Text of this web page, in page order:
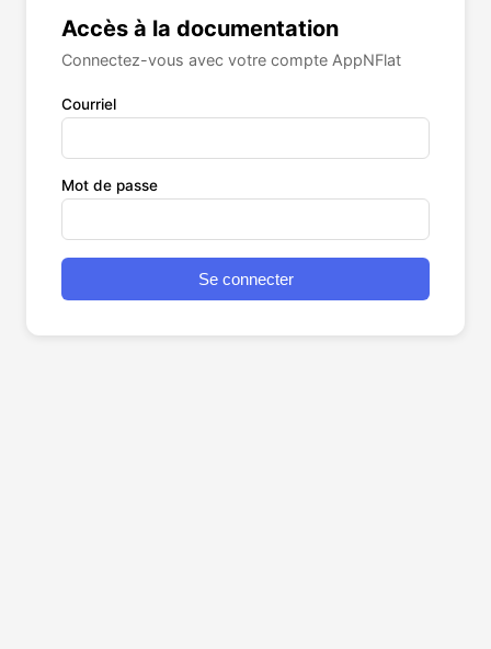
Accès à la documentation
Connectez-vous avec votre compte AppNFlat
Courriel
Mot de passe
Se connecter